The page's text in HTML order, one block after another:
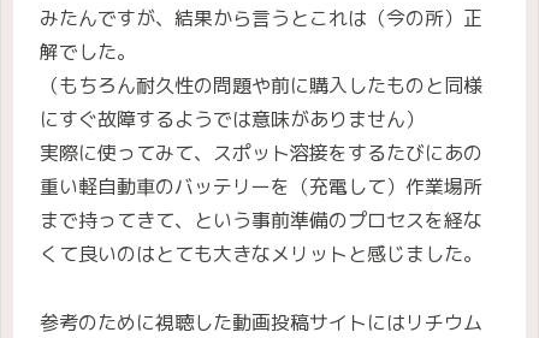
みたんですが、結果から言うとこれは（今の所）正
解でした。
（もちろん耐久性の問題や前に購入したものと同様
にすぐ故障するようでは意味がありません）
実際に使ってみて、スポット溶接をするたびにあの
重い軽自動車のバッテリーを（充電して）作業場所
まで持ってきて、という事前準備のプロセスを経な
くて良いのはとても大きなメリットと感じました。
参考のために視聴した動画投稿サイトにはリチウム